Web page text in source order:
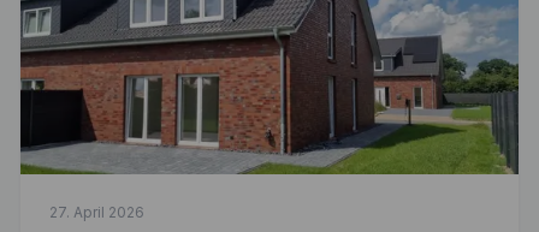
27. April 2026